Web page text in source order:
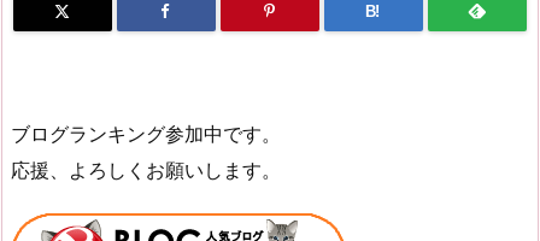
B!
ブログランキング参加中です。
応援、よろしくお願いします。